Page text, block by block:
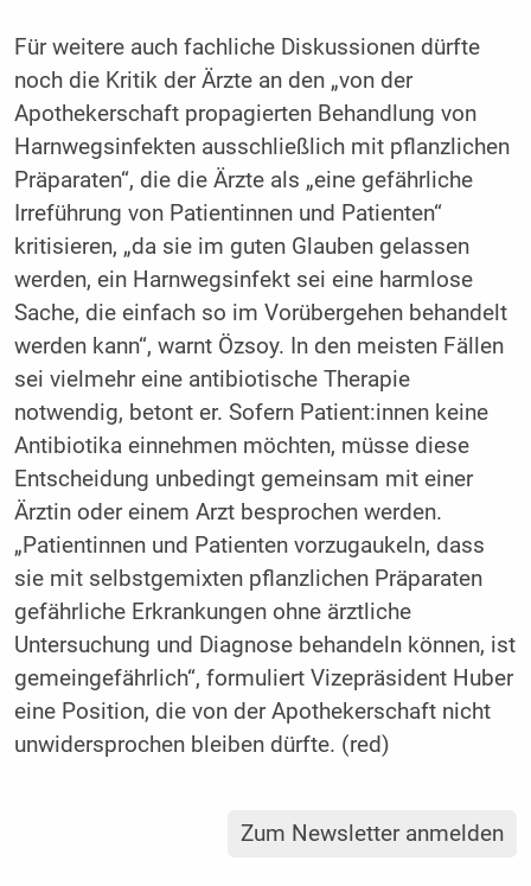
Für weitere auch fachliche Diskussionen dürfte
noch die Kritik der Ärzte an den „von der
Apothekerschaft propagierten Behandlung von
Harnwegsinfekten ausschließlich mit pflanzlichen
Präparaten“, die die Ärzte als „eine gefährliche
Irreführung von Patientinnen und Patienten“
kritisieren, „da sie im guten Glauben gelassen
werden, ein Harnwegsinfekt sei eine harmlose
Sache, die einfach so im Vorübergehen behandelt
werden kann“, warnt Özsoy. In den meisten Fällen
sei vielmehr eine antibiotische Therapie
notwendig, betont er. Sofern Patient:innen keine
Antibiotika einnehmen möchten, müsse diese
Entscheidung unbedingt gemeinsam mit einer
Ärztin oder einem Arzt besprochen werden.
„Patientinnen und Patienten vorzugaukeln, dass
sie mit selbstgemixten pflanzlichen Präparaten
gefährliche Erkrankungen ohne ärztliche
Untersuchung und Diagnose behandeln können, ist
gemeingefährlich“, formuliert Vizepräsident Huber
eine Position, die von der Apothekerschaft nicht
unwidersprochen bleiben dürfte. (red)
Zum Newsletter anmelden